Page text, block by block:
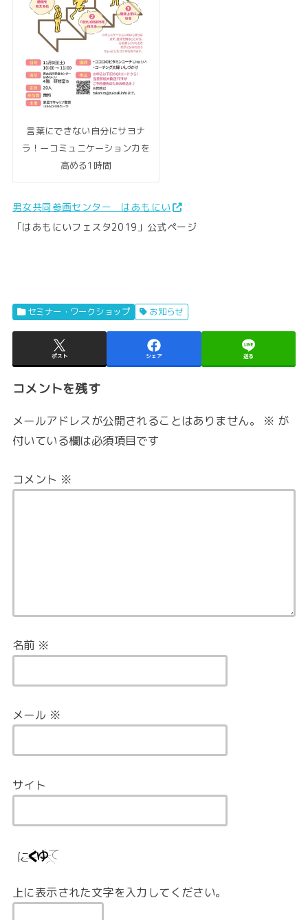
言葉にできない自分にサヨナ
ラ！ーコミュニケーション力を
高める1時間
男女共同参画センター はあもにい
「はあもにいフェスタ2019」公式ページ
セミナー・ワークショップ お知らせ
ポスト シェア 送る
コメントを残す
メールアドレスが公開されることはありません。 ※ が
付いている欄は必須項目です
コメント ※
名前 ※
メール ※
サイト
上に表示された文字を入力してください。